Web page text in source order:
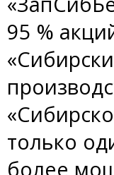
95 %
только
более